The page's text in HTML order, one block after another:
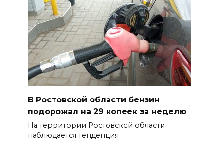
В Ростовской области бензин
подорожал на 29 копеек за неделю
На территории Ростовской области
наблюдается тенденция